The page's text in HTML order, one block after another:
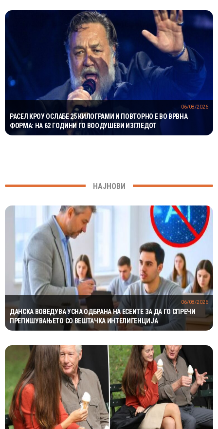
РАСЕЛ КРОУ ОСЛАБЕ 25 КИЛОГРАМИ И ПОВТОРНО Е ВО ВРВНА
ФОРМА: НА 62 ГОДИНИ ГО ВООДУШЕВИ ИЗГЛЕДОТ
06/08/2026
НАЈНОВИ
ДАНСКА ВОВЕДУВА УСНА ОДБРАНА НА ЕСЕИТЕ ЗА ДА ГО СПРЕЧИ
ПРЕПИШУВАЊЕТО СО ВЕШТАЧКА ИНТЕЛИГЕНЦИЈА
06/08/2026